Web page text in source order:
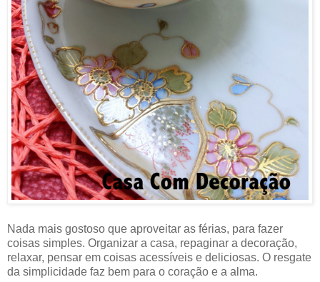
Nada mais gostoso que aproveitar as férias, para fazer
coisas simples. Organizar a casa, repaginar a decoração,
relaxar, pensar em coisas acessíveis e deliciosas. O resgate
da simplicidade faz bem para o coração e a alma.